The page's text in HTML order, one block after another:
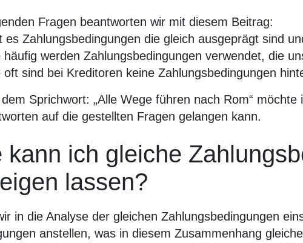
Fragen beantworten wir mit diesem Beitrag:
es Zahlungsbedingungen die gleich ausgeprägt sind
häufig werden Zahlungsbedingungen verwendet, die
oft sind bei Kreditoren keine Zahlungsbedingungen
Sprichwort: „Alle Wege führen nach Rom“
auf die gestellten Fragen gelangen kann.
kann ich gleiche
lassen?
in die Analyse der gleichen Zahlungsbedingungen
anstellen, was in diesem Zusammenhang